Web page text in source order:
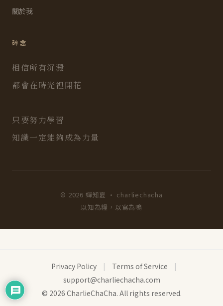
關於我
碎念
相信所有沉澱
都會在時光裡開花
只要努力學習
知識一定能夠成為力量
© 2026 蟬知夏 · charliechacha
以知為糧，以寫為鳴
Privacy Policy | Terms of Service
|
support@charliechacha.com
© 2026 CharlieChaCha. All rights reserved.